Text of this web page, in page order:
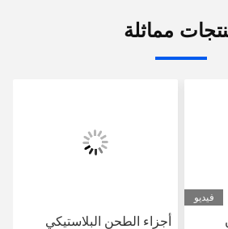
مماثلة
فيديو
أجزاء الطحن البلاستيكي